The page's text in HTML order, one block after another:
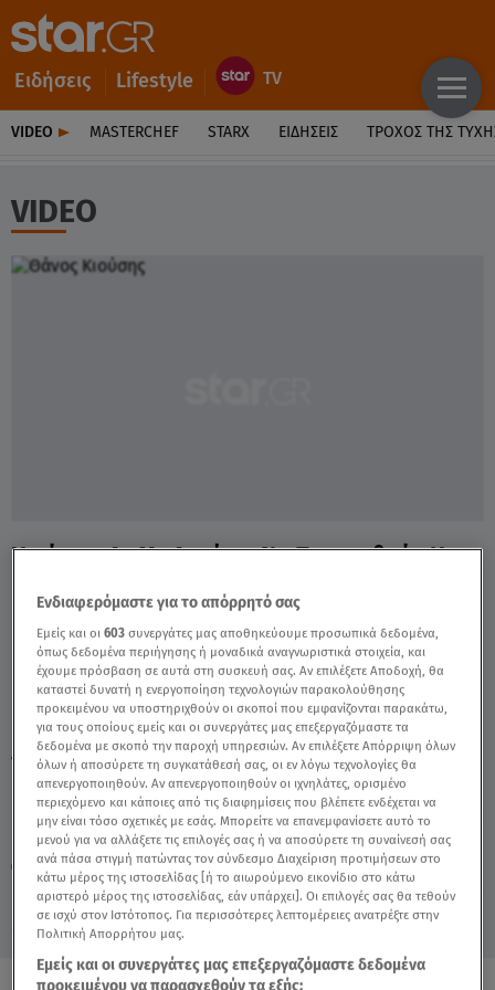
Ειδήσεις Lifestyle
VIDEO MASTERCHEF STARX ΕΙΔΉΣΕΙΣ ΤΡΟΧΌΣ ΤΗΣ
VIDEO
Κυριακή 9 Αυγούστου 2026
21.03.24, 11:13 MEDIA
Κιούσης: Δε Με Αγχώνει Να Προστεθούν Κι
TAGS: ΘΑΝΟΣ ΚΙΟΥΣΗΣ BREAKFAST@STAR
Ενδιαφερόμαστε για το απόρρητό σας
Εμείς και οι603 συνεργάτες μας αποθηκεύουμε προσωπικά δεδομένα,
όπως δεδομένα περιήγησης ή μοναδικά αναγνωριστικά στοιχεία, και
έχουμε πρόσβαση σε αυτά στη συσκευή σας. Αν επιλέξετε Αποδοχή, θα
καταστεί δυνατή η ενεργοποίηση τεχνολογιών παρακολούθησης
προκειμένου να υποστηριχθούν οι σκοποί που εμφανίζονται παρακάτω,
για τους οποίους εμείς και οι συνεργάτες μας επεξεργαζόμαστε τα
δεδομένα με σκοπό την παροχή υπηρεσιών. Αν επιλέξετε Απόρριψη όλων
όλων ή αποσύρετε τη συγκατάθεσή σας, οι εν λόγω τεχνολογίες θα
απενεργοποιηθούν. Αν απενεργοποιηθούν οι ιχνηλάτες, ορισμένο
περιεχόμενο και κάποιες από τις διαφημίσεις που βλέπετε ενδέχεται να
μην είναι τόσο σχετικές με εσάς. Μπορείτε να επανεμφανίσετε αυτό το
μενού για να αλλάξετε τις επιλογές σας ή να αποσύρετε τη συναίνεσή σας
ανά πάσα στιγμή πατώντας τον σύνδεσμο Διαχείριση προτιμήσεων στο
κάτω μέρος της ιστοσελίδας [ή το αιωρούμενο εικονίδιο στο κάτω
αριστερό μέρος της ιστοσελίδας, εάν υπάρχει]. Οι επιλογές σας θα τεθούν
σε ισχύ στον Ιστότοπος. Για περισσότερες λεπτομέρειες ανατρέξτε στην
Πολιτική Απορρήτου μας.
Εμείς και οι συνεργάτες μας επεξεργαζόμαστε δεδομένα
προκειμένου να παρασχεθούν τα εξής: